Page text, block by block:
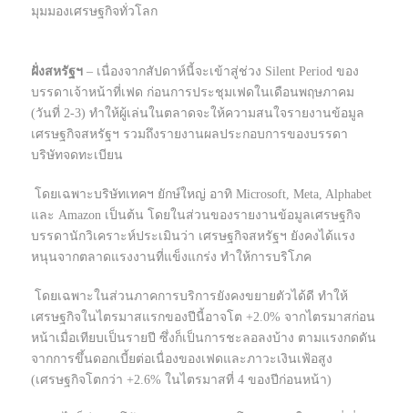
มุมมองเศรษฐกิจทั่วโลก
ฝั่งสหรัฐฯ – เนื่องจากสัปดาห์นี้จะเข้าสู่ช่วง Silent Period ของ
บรรดาเจ้าหน้าที่เฟด ก่อนการประชุมเฟดในเดือนพฤษภาคม
(วันที่ 2-3) ทำให้ผู้เล่นในตลาดจะให้ความสนใจรายงานข้อมูล
เศรษฐกิจสหรัฐฯ รวมถึงรายงานผลประกอบการของบรรดา
บริษัทจดทะเบียน
โดยเฉพาะบริษัทเทคฯ ยักษ์ใหญ่ อาทิ Microsoft, Meta, Alphabet
และ Amazon เป็นต้น โดยในส่วนของรายงานข้อมูลเศรษฐกิจ
บรรดานักวิเคราะห์ประเมินว่า เศรษฐกิจสหรัฐฯ ยังคงได้แรง
หนุนจากตลาดแรงงานที่แข็งแกร่ง ทำให้การบริโภค
โดยเฉพาะในส่วนภาคการบริการยังคงขยายตัวได้ดี ทำให้
เศรษฐกิจในไตรมาสแรกของปีนี้อาจโต +2.0% จากไตรมาสก่อน
หน้าเมื่อเทียบเป็นรายปี ซึ่งก็เป็นการชะลอลงบ้าง ตามแรงกดดัน
จากการขึ้นดอกเบี้ยต่อเนื่องของเฟดและภาวะเงินเฟ้อสูง
(เศรษฐกิจโตกว่า +2.6% ในไตรมาสที่ 4 ของปีก่อนหน้า)